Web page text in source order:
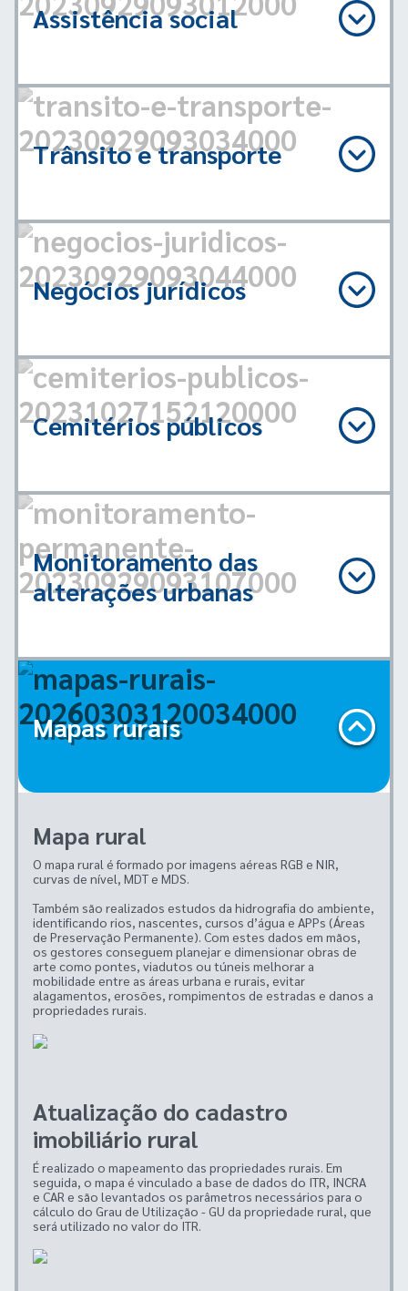
Assistência social
Trânsito e transporte
Negócios jurídicos
Cemitérios públicos
Monitoramento das
alterações urbanas
Mapas rurais
Mapa rural
O mapa rural é formado por imagens aéreas RGB e NIR,
curvas de nível, MDT e MDS.
Também são realizados estudos da hidrografia do ambiente,
identificando rios, nascentes, cursos d’água e APPs (Áreas
de Preservação Permanente). Com estes dados em mãos,
os gestores conseguem planejar e dimensionar obras de
arte como pontes, viadutos ou túneis melhorar a
mobilidade entre as áreas urbana e rurais, evitar
alagamentos, erosões, rompimentos de estradas e danos a
propriedades rurais.
Atualização do cadastro
imobiliário rural
É realizado o mapeamento das propriedades rurais. Em
seguida, o mapa é vinculado a base de dados do ITR, INCRA
e CAR e são levantados os parâmetros necessários para o
cálculo do Grau de Utilização - GU da propriedade rural, que
será utilizado no valor do ITR.